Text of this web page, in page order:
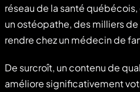
réseau de la santé
un ostéopathe, des milliers
rendre chez un médecin de
De surcroît, un contenu de
améliore significativement